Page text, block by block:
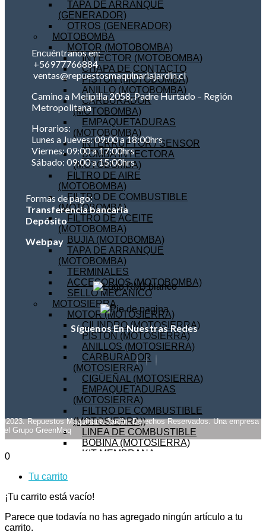
TAPA DE ARRANQUE
(GENERADOR)
OTROS (GENERADOR)
MOTOBOMBA
MOTOR (MOTOBOMBA)
INYECTOR (MOTOBOMBA)
CHAPA DE CONTACTO
PISTON (MOTOBOMBA)
ANILLO (MOTOBOMBA)
CARBURADOR
(MOTOBOMBA)
EMPAQUETADURAS
(MOTOBOMBA)
INTERRUPTOR / SENSOR
BOMBA INYECTORA
(MOTOBOMBA)
FILTRO DE AIRE
(MOTOBOMBA)
FILTRO DE COMBUSTIBLE
(MOTOBOMBA)
FILTRO DE ACEITE
(MOTOBOMBA)
BUJIA (MOTOBOMBA)
TAPA DE ARRANQUE
(MOTOBOMBA)
TERMINALES
ACCESORIOS (MOTOBOMBA)
SELLO MECANICO
MOTOSIERRA
MOTOR (MOTOSIERRA)
CILINDRO (MOTOSIERRA)
PISTON (MOTOSIERRA)
ANILLOS (MOTOSIERRA)
CARBURADOR
(MOTOSIERRA)
CIGÜEÑAL (MOTOSIERRA)
EMPAQUETADURAS
(MOTOSIERRA)
FILTRO DE COMBUSTIBLE
(MOTOSIERRA))
LINEA DE COMBUSTIBLE
BOBINA (MOTOSIERRA)
KIT MEMBRANA
FILTRO DE AIRE
BUJIA (MOTOSIERRA)
Encuéntranos en:
+56977766884
ventas@repuestosmaquinariajardin.cl
Camino a Melipilla 2058, Padre Hurtado – Región
Metropolitana
Horarios:
Lunes a Jueves: 09:00 a 18:00hrs
Viernes: 09:00 a 17:00hrs
Sábado: 09:00 a 15:00hrs
Formas de pago:
Transferencia bancaria
Depósito
Webpay
Síguenos En Nuestras Redes
©2023. Repuestos Maquinaria Jardín. Derechos Reservados. Una empresa
del Grupo GreenMaq
0
Tu carrito
¡Tu carrito está vacío!
Parece que todavía no has agregado ningún artículo a tu
carrito.